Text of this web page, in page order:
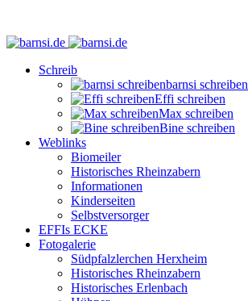
Schreib
barnsi schreiben
Effi schreiben
Max schreiben
Bine schreiben
Weblinks
Biomeiler
Historisches Rheinzabern
Informationen
Kinderseiten
Selbstversorger
EFFIs ECKE
Fotogalerie
Südpfalzlerchen Herxheim
Historisches Rheinzabern
Historisches Erlenbach